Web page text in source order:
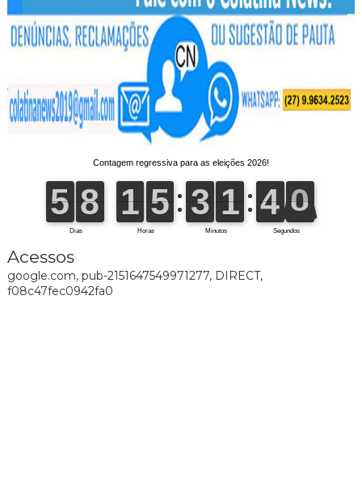
Acessos
google.com, pub-2151647549971277, DIRECT,
f08c47fec0942fa0